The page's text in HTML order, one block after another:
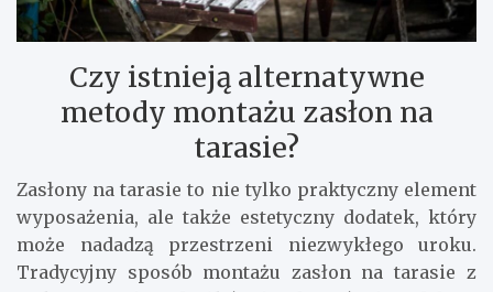
Czy istnieją alternatywne
metody montażu zasłon na
tarasie?
Zasłony na tarasie to nie tylko praktyczny element
wyposażenia, ale także estetyczny dodatek, który
może nadadzą przestrzeni niezwykłego uroku.
Tradycyjny sposób montażu zasłon na tarasie z